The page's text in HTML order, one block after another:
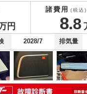
円
諸費用 (税込)
8.8
2028/7 排気量